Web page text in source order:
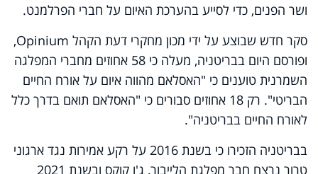
ושר הפנים, כדי לסייע בהערכת האיום על חברי הפרלמנט.
סקר חדש שבוצע על ידי מכון מחקרי דעת הקהל Opinium,
ופורסם היום בבריטניה, מעלה כי 58 אחוזים מחברי המפלגה
השמרנית טוענים כי "האסלאם מהווה איום על אורח החיים
הבריטי". רק 18 אחוזים סבורים כי "האסלאם תואם בדרך כלל
לאורח החיים בבריטניה".
בבריטניה הזכירו כי בשנת 2016 על רקע אמירות נגד ארגוני
טרור נרצח חבר מפלגת הלייבור, ג'ו קוקס ובשנת 2021